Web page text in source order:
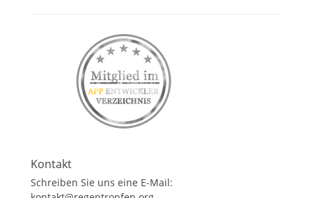
Kontakt
Schreiben Sie uns eine E-Mail: